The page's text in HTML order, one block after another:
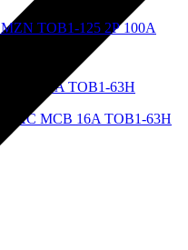
AC MCB 16A TOB1-63H
AC 40A TOB1-63H